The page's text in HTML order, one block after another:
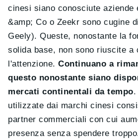
cinesi siano conosciute aziende
&amp; Co o Zeekr sono cugine
Geely). Queste, nonostante la
solida base, non sono riuscite a
l'attenzione.Continuano a
questo nonostante siano
mercati continentali da tempo.
utilizzate dai marchi cinesi
partner commerciali con cui
presenza senza spendere